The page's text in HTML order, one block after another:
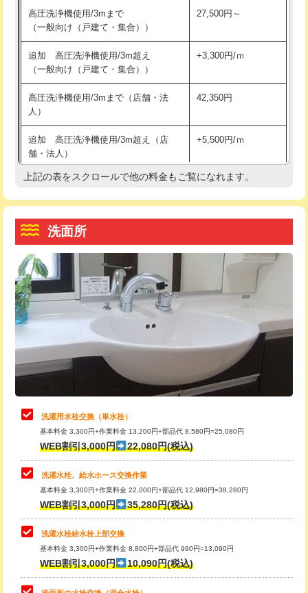
マス交換（深さ50㎝未満）
マス交換（深さ50㎝以上） 66,000円
コンクリート斫り（厚さ10㎝まで）
コンクリート斫り（厚さ10㎝超え）
モルタル補修（厚さ10㎝まで） 27,500円
モルタル補修（厚さ10㎝超え） 38,500円
洗面台設置 38,500円
追加人工
廃棄・処分 現場見積
※給水管工事は20mmまでの価格です。
持込商品取付（単水栓）
持込商品取付（混合水栓） 16,500円
給水管工事※（ホール加工)
給水管工事※（バンド止め) 3,300円
給水管工事※（支持金具設置) 5,500円
給水管工事※（保温材使用（バンド止
め込み）)
5,500円
給水管工事※（土の掘削・埋め戻し作
業)
11,000円
給水管工事※（塩ビ管（VP・HI）使
用/3ｍまで)
33,000円
給水管工事※（塩ビ管（VP・HI）使
用（追加）/3ｍ超え)
給水管工事※（ライニング鋼管・銅
管・ポリ管・HT管使用/3ｍまで)
44,000円
給水管工事※（ライニング鋼管・銅
管・ポリ管・HT管使用/3ｍ超え)
排水管工事（土の掘削・埋め戻し作
業）
排水管工事（排水管工事/3ｍまで） 55,000円
排水管工事（追加 排水管工事/3ｍ超
え）
マス交換（土の掘削・埋め戻し作業）
高圧洗浄機使用/3mまで
（一般向け（戸建て・集合））
27,500円～
追加 高圧洗浄機使用/3m超え
（一般向け（戸建て・集合））
+3,300円/ｍ
高圧洗浄機使用/3mまで（店舗・法
人）
42,350円
追加 高圧洗浄機使用/3m超え（店
舗・法人）
+5,500円/ｍ
高度高圧洗浄換 現地調査
トーラー機使用/3mまで
追加トーラー機使用/3m超え +3,300円
カメラ調査 33,000円
桝清掃
止水・漏水調査・防水処理・清掃・修
理・調整・分解・加工など（軽作業）
11,000円
止水・漏水調査・防水処理・清掃・修
理・調整・分解・加工など（中作業）
22,000円
止水・漏水調査・防水処理・清掃・修
理・調整・分解・加工など（重作業）
33,000円
キッチンタンク脱着
その他部品の脱着
交換・取付（タンク）
交換・取付(単水栓（壁付・デッキ
式）)
上記の表をスクロールで他の料金もご覧になれます。
洗面所
洗濯用水栓交換（単水栓）
基本料金 3,300円+作業料金 13,200円+部品代 8,580円=25,080円
WEB割引3,000円 22,080円(税込)
洗濯水栓、給水ホース交換作業
基本料金 3,300円+作業料金 22,000円+部品代 12,980円=38,280円
WEB割引3,000円 35,280円(税込)
洗濯水栓給水栓上部交換
基本料金 3,300円+作業料金 8,800円+部品代 990円=13,090円
WEB割引3,000円 10,090円(税込)